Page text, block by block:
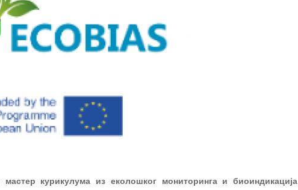
мастер курикулума из еколошког мониторинга и биоиндикација